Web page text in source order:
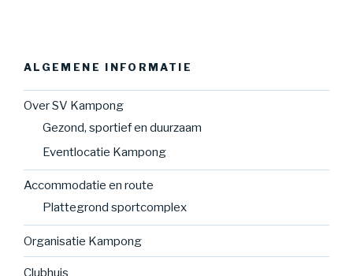
ALGEMENE INFORMATIE
Over SV Kampong
Gezond, sportief en duurzaam
Eventlocatie Kampong
Accommodatie en route
Plattegrond sportcomplex
Organisatie Kampong
Clubhuis